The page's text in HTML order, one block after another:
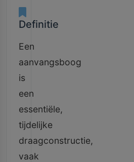
Definitie
Een
aanvangsboog
is
een
essentiële,
tijdelijke
draagconstructie,
vaak